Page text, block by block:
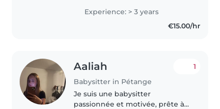
de 13 ans, je fais régulièrement
du baby-sitting, ce qui m'a
Experience: > 3 years
€15.00/hr
Aaliah
Babysitter in Pétange
1
Je suis une babysitter
passionnée et motivée, prête à